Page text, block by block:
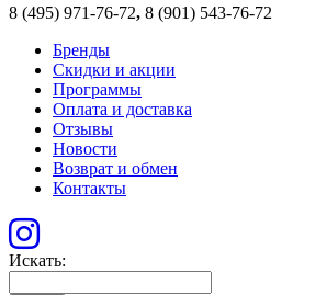
8 (495) 971-76-72, 8 (901) 543-76-72
Бренды
Скидки и акции
Программы
Оплата и доставка
Отзывы
Новости
Возврат и обмен
Контакты
Искать: